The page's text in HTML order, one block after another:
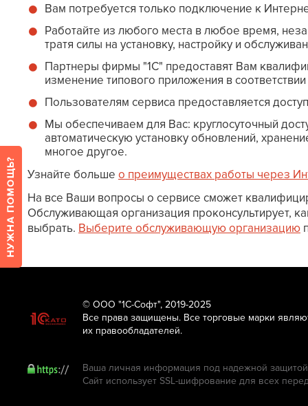
Вам потребуется только подключение к
Работайте из любого места в любое время,
тратя силы на установку, настройку и
Партнеры фирмы "1С" предоставят Вам
изменение типового приложения в
Пользователям сервиса предоставляется
Мы обеспечиваем для Вас: круглосуточный
автоматическую установку обновлений,
многое другое.
Узнайте больше о преимуществах работы через
На все Ваши вопросы о сервисе сможет
Обслуживающая организация проконсультирует,
выбрать. Выберите обслуживающую организацию
© ООО "1С-Софт", 2019-2025
Все права защищены. Все торговые марки
их правообладателей.
Ваша личная информация под надежной
Сайт использует SSL-шифрование для всех